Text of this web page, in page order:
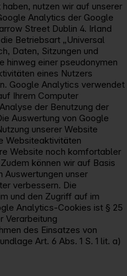
nutzen wir auf unserer
Analytics der Google
Street Dublin 4. Irland
Betriebsart „Universal
Daten, Sitzungen und
hinweg einer pseudonymen
eines Nutzers
Google Analytics verwendet
Ihrem Computer
der Benutzung der
Auswertung von Google
unserer Website
Websiteaktivitäten
Website noch komfortabler
können wir auf Basis
Auswertungen unser
verbessern. Die
und den Zugriff auf im
Analytics-Cookies ist § 25
Verarbeitung
des Einsatzes von
Art. 6 Abs. 1 S. 1 lit. a)